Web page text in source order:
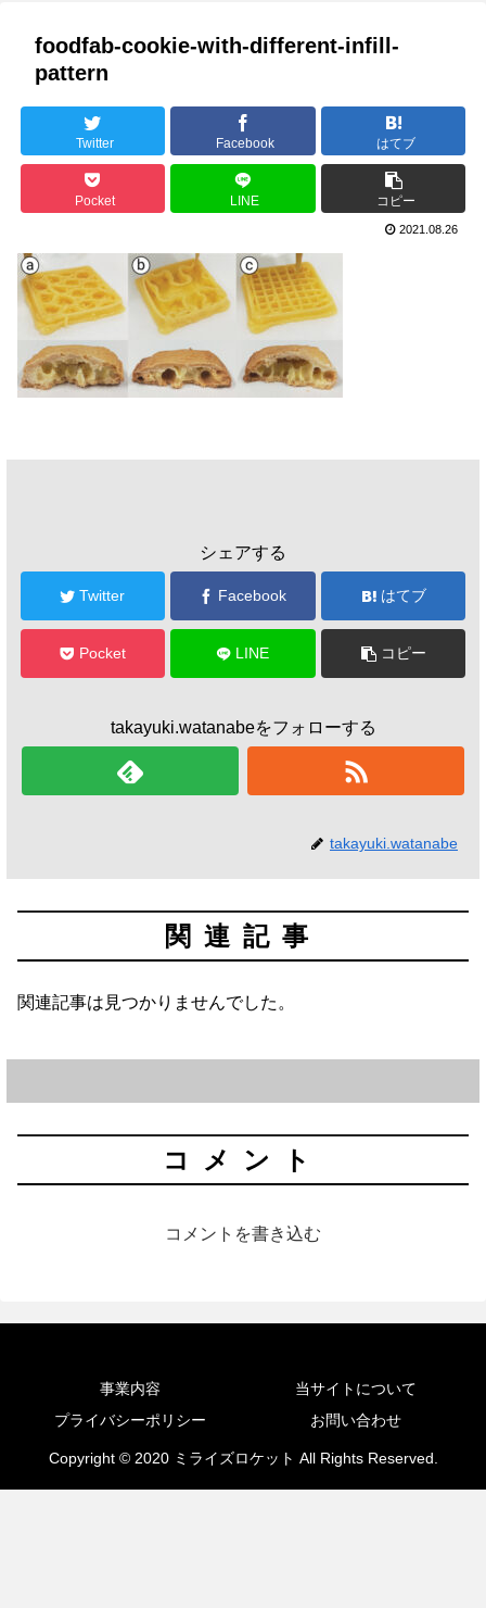
foodfab-cookie-with-different-infill-
pattern
Twitter Facebook はてブ
Pocket LINE コピー
2021.08.26
シェアする
Twitter Facebook はてブ
Pocket LINE コピー
takayuki.watanabeをフォローする
takayuki.watanabe
関連記事
関連記事は見つかりませんでした。
コメント
コメントを書き込む
事業内容
当サイトについて
プライバシーポリシー
お問い合わせ
Copyright © 2020 ミライズロケット All Rights Reserved.